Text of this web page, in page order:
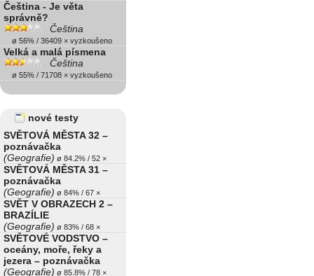
Čeština - Je věta
správně?
Čeština
ø 56% / 36409 × vyzkoušeno
Velká a malá písmena
Čeština
ø 55% / 71708 × vyzkoušeno
nové testy
SVĚTOVÁ MĚSTA 32 –
poznávačka
(Geografie) ø 84.2% / 52 ×
SVĚTOVÁ MĚSTA 31 –
poznávačka
(Geografie) ø 84% / 67 ×
SVĚT V OBRAZECH 2 –
BRAZÍLIE
(Geografie) ø 83% / 68 ×
SVĚTOVÉ VODSTVO –
oceány, moře, řeky a
jezera – poznávačka
(Geografie) ø 85.8% / 78 ×